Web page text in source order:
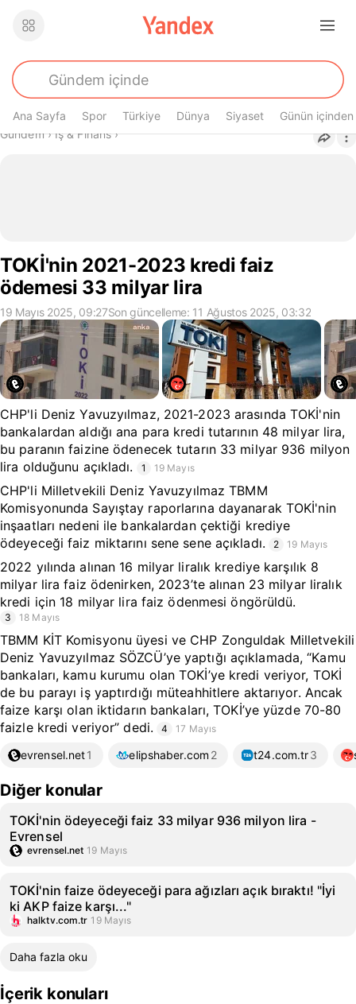
Ana Sayfa Spor Türkiye Dünya Siyaset Günün içinden
Buradasın
Gündem› İş & Finans›
TOKİ'nin 2021-2023 kredi faiz
ödemesi 33 milyar lira
19 Mayıs 2025, 09:27Son güncelleme: 11 Ağustos 2025, 03:32
CHP'li Deniz Yavuzyılmaz, 2021-2023 arasında TOKİ'nin
bankalardan aldığı ana para kredi tutarının 48 milyar lira,
bu paranın faizine ödenecek tutarın 33 milyar 936 milyon
lira olduğunu açıkladı.
1 19 Mayıs
CHP'li Milletvekili Deniz Yavuzyılmaz TBMM
Komisyonunda Sayıştay raporlarına dayanarak TOKİ'nin
inşaatları nedeni ile bankalardan çektiği krediye
ödeyeceği faiz miktarını sene sene açıkladı.
2 19 Mayıs
2022 yılında alınan 16 milyar liralık krediye karşılık 8
milyar lira faiz ödenirken, 2023’te alınan 23 milyar liralık
kredi için 18 milyar lira faiz ödenmesi öngörüldü.
3 18 Mayıs
TBMM KİT Komisyonu üyesi ve CHP Zonguldak Milletvekili
Deniz Yavuzyılmaz SÖZCÜ’ye yaptığı açıklamada, “Kamu
bankaları, kamu kurumu olan TOKİ’ye kredi veriyor, TOKİ
de bu parayı iş yaptırdığı müteahhitlere aktarıyor. Ancak
faize karşı olan iktidarın bankaları, TOKİ’ye yüzde 70-80
faizle kredi veriyor” dedi.
4 17 Mayıs
evrensel.net1 elipshaber.com 2 t24.com.tr3
Diğer konular
TOKİ'nin ödeyeceği faiz 33 milyar 936 milyon lira -
Evrensel
evrensel.net 19 Mayıs
TOKİ'nin faize ödeyeceği para ağızları açık bıraktı! "İyi
ki AKP faize karşı..."
halktv.com.tr 19 Mayıs
Daha fazla oku
İçerik konuları